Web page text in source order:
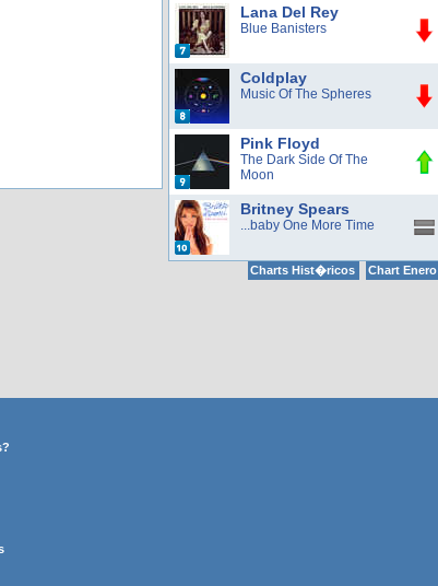
Lana Del Rey
Blue Banisters
Coldplay
Music Of The Spheres
Pink Floyd
The Dark Side Of The
Moon
Britney Spears
...baby One More Time
Charts Hist�ricos Chart Enero